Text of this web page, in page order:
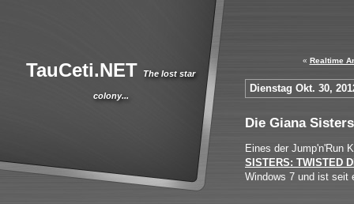
TauCeti.NET The lost star
colony...
« Realtime
Dienstag Okt. 30,
Die Giana
Eines der Jump'n'Run
SISTERS: TWISTED
Windows 7 und ist seit